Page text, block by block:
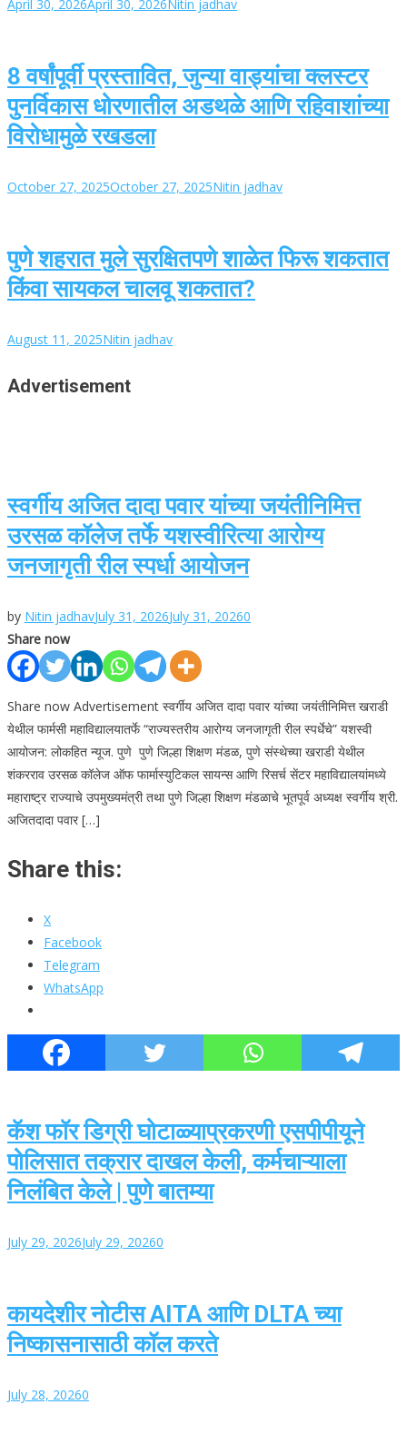
April 30, 2026April 30, 2026 Nitin jadhav
8 वर्षांपूर्वी प्रस्तावित, जुन्या वाड्यांचा क्लस्टर
पुनर्विकास धोरणातील अडथळे आणि रहिवाशांच्या
विरोधामुळे रखडला
October 27, 2025October 27, 2025Nitin jadhav
पुणे शहरात मुले सुरक्षितपणे शाळेत फिरू शकतात
किंवा सायकल चालवू शकतात?
August 11, 2025Nitin jadhav
Advertisement
स्वर्गीय अजित दादा पवार यांच्या जयंतीनिमित्त
उरसळ कॉलेज तर्फे यशस्वीरित्या आरोग्य
जनजागृती रील स्पर्धा आयोजन
by Nitin jadhavJuly 31, 2026July 31, 20260
Share now
Share now Advertisement स्वर्गीय अजित दादा पवार यांच्या जयंतीनिमित्त खराडी
येथील फार्मसी महाविद्यालयातर्फे “राज्यस्तरीय आरोग्य जनजागृती रील स्पर्धेचे” यशस्वी
आयोजन: लोकहित न्यूज. पुणे पुणे जिल्हा शिक्षण मंडळ, पुणे संस्थेच्या खराडी येथील
शंकरराव उरसळ कॉलेज ऑफ फार्मास्युटिकल सायन्स आणि रिसर्च सेंटर महाविद्यालयांमध्ये
महाराष्ट्र राज्याचे उपमुख्यमंत्री तथा पुणे जिल्हा शिक्षण मंडळाचे भूतपूर्व अध्यक्ष स्वर्गीय श्री.
अजितदादा पवार […]
Share this:
X
Facebook
Telegram
WhatsApp
कॅश फॉर डिग्री घोटाळ्याप्रकरणी एसपीपीयूने
पोलिसात तक्रार दाखल केली, कर्मचाऱ्याला
निलंबित केले | पुणे बातम्या
July 29, 2026July 29, 20260
कायदेशीर नोटीस AITA आणि DLTA च्या
निष्कासनासाठी कॉल करते
July 28, 20260